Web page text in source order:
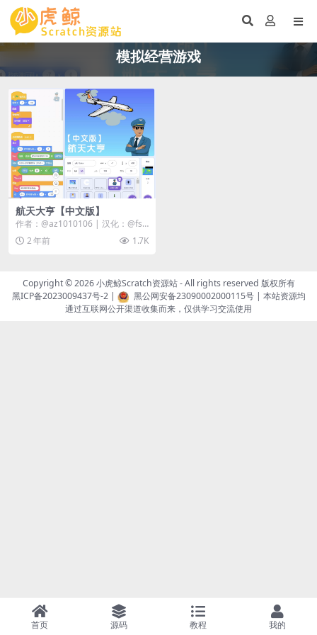
模拟经营游戏
航天大亨【中文版】
作者：@az1010106 | 汉化：@fsc
-s181216,@zhuhuai...
2 年前 1.7K
Copyright © 2026小虎鲸Scratch资源站- All rights reserved 版权所有
黑ICP备2023009437号-2| 黑公网安备23090002000115号| 本站资源均
通过互联网公开渠道收集而来，仅供学习交流使用
首页 源码 教程 我的